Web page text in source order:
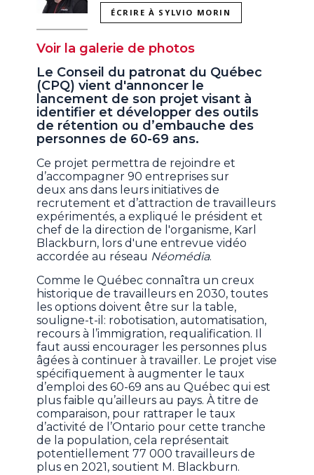
ÉCRIRE À SYLVIO MORIN
Voir la galerie de photos
Le Conseil du patronat du Québec
(CPQ) vient d'annoncer le
lancement de son projet visant à
identifier et développer des outils
de rétention ou d’embauche des
personnes de 60-69 ans.
Ce projet permettra de rejoindre et
d’accompagner 90 entreprises sur
deux ans dans leurs initiatives de
recrutement et d’attraction de travailleurs
expérimentés, a expliqué le président et
chef de la direction de l'organisme, Karl
Blackburn, lors d'une entrevue vidéo
accordée au réseau Néomédia.
Comme le Québec connaîtra un creux
historique de travailleurs en 2030, toutes
les options doivent être sur la table,
souligne-t-il: robotisation, automatisation,
recours à l’immigration, requalification. Il
faut aussi encourager les personnes plus
âgées à continuer à travailler. Le projet vise
spécifiquement à augmenter le taux
d’emploi des 60-69 ans au Québec qui est
plus faible qu’ailleurs au pays. À titre de
comparaison, pour rattraper le taux
d’activité de l’Ontario pour cette tranche
de la population, cela représentait
potentiellement 77 000 travailleurs de
plus en 2021, soutient M. Blackburn.